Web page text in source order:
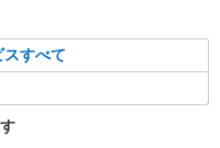
支社（T11_1263）
販店のソフトバンクコーナ
北
スすべて